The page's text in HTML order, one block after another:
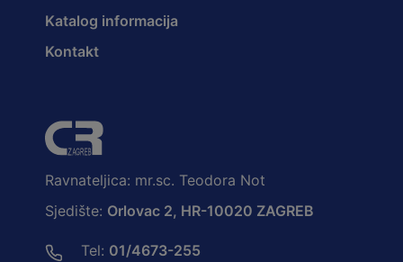
Katalog informacija
Kontakt
Ravnateljica: mr.sc. Teodora Not
Sjedište: Orlovac 2, HR-10020 ZAGREB
Tel: 01/4673-255